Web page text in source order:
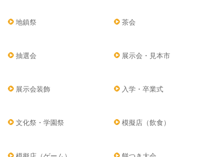
地鎮祭 茶会
抽選会 展示会・見本市
展示会装飾 入学・卒業式
文化祭・学園祭 模擬店（飲食）